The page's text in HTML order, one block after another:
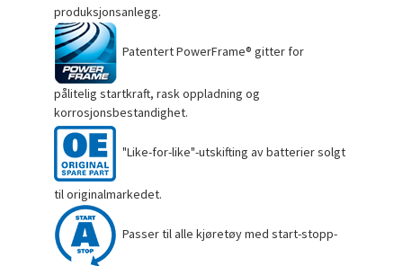
produksjonsanlegg.
Patentert PowerFrame® gitter for
pålitelig startkraft, rask oppladning og
korrosjonsbestandighet.
"Like-for-like"-utskifting av batterier solgt
til originalmarkedet.
Passer til alle kjøretøy med start-stopp-